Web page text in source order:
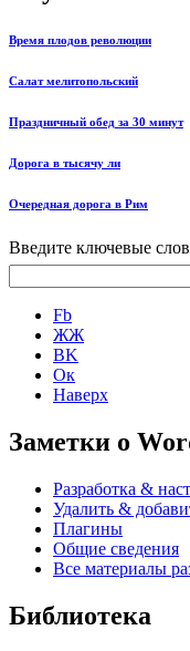
Время плодов революции
Салат мелитопольский
Праздничный обед за 30 минут
Дорога в тысячу ли
Очередная дорога в Рим
Введите ключевые
Fb
ЖЖ
ВK
Ок
Наверх
Заметки о
Разработка &
Удалить &
Плагины
Общие сведения
Все материалы
Библиотека